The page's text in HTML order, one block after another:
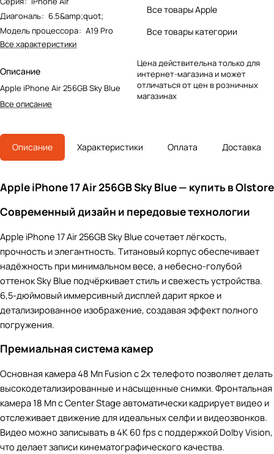
Диагональ: 6.5&amp;quot;
Модель процессора: A19 Pro
Все характеристики
Описание
Apple iPhone Air 256GB Sky Blue
Все описание
Все товары Apple
Все товары категории
Цена действительна только для
интернет-магазина и может
отличаться от цен в розничных
магазинах
Описание Характеристики Оплата Доставка
Apple iPhone 17 Air 256GB Sky Blue — купить в O|store
Современный дизайн и передовые технологии
Apple iPhone 17 Air 256GB Sky Blue сочетает лёгкость,
прочность и элегантность. Титановый корпус обеспечивает
надёжность при минимальном весе, а небесно-голубой
оттенок Sky Blue подчёркивает стиль и свежесть устройства.
6,5-дюймовый иммерсивный дисплей дарит яркое и
детализированное изображение, создавая эффект полного
погружения.
Премиальная система камер
Основная камера 48 Мп Fusion с 2x телефото позволяет делать
высокодетализированные и насыщенные снимки. Фронтальная
камера 18 Мп с Center Stage автоматически кадрирует видео и
отслеживает движение для идеальных селфи и видеозвонков.
Видео можно записывать в 4K 60 fps с поддержкой Dolby Vision,
что делает записи кинематографического качества.